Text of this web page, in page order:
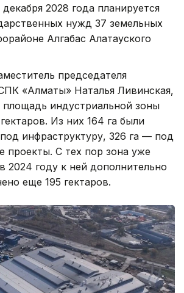
2028 года планируется
нужд 37 земельных
Алгабас Алатауского
председателя
«Алматы» Наталья Ливинская,
площадь индустриальной зоны
Из них 164 га были
инфраструктуру, 326 га — под
проекты. С тех пор зона уже
2024 году к ней дополнительно
еще 195 гектаров.